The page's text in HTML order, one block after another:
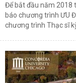
Để bắt đầu năm 2018
báo chương trình ƯU
chương trình Thạc sĩ